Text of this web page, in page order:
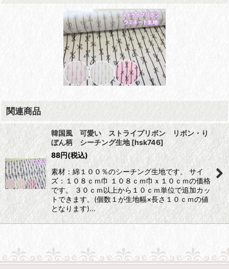
関連商品
韓国風 可愛い ストライプリボン リボン・り
ぼん柄 シーチング生地[hsk746]
88円(税込)
素材：綿１００％のシーチング生地です。 サイ
ズ：１０８ｃｍ巾 １０８ｃｍ巾ｘ１０ｃｍの価格
です。 ３０ｃｍ以上から１０ｃｍ単位で追加カッ
トできます。(個数１が生地幅×長さ１０ｃｍの値
となります)…